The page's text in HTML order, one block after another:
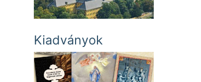
Kiadványok